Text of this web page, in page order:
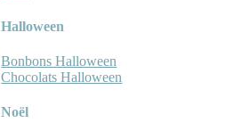
Halloween
Bonbons Halloween
Chocolats Halloween
Noël